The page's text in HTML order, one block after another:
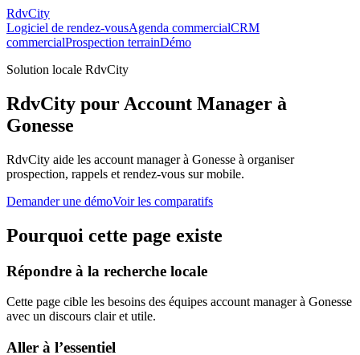
RdvCity
Logiciel de rendez-vousAgenda commercialCRM
commercialProspection terrainDémo
Solution locale RdvCity
RdvCity pour Account Manager à
Gonesse
RdvCity aide les account manager à Gonesse à organiser
prospection, rappels et rendez-vous sur mobile.
Demander une démoVoir les comparatifs
Pourquoi cette page existe
Répondre à la recherche locale
Cette page cible les besoins des équipes account manager à Gonesse
avec un discours clair et utile.
Aller à l’essentiel